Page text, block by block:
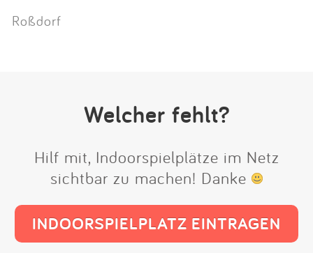
Roßdorf
Welcher fehlt?
Hilf mit, Indoorspielplätze im Netz
sichtbar zu machen! Danke
INDOORSPIELPLATZ EINTRAGEN